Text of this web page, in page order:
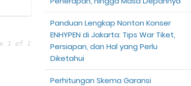
1 of 1
Panduan Lengkap Nonton Konser
ENHYPEN di Jakarta: Tips War Tiket,
Persiapan, dan Hal yang Perlu
Diketahui
Perhitungan Skema Garansi